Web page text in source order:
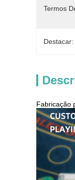
Termos
Destacar:
Fabricação